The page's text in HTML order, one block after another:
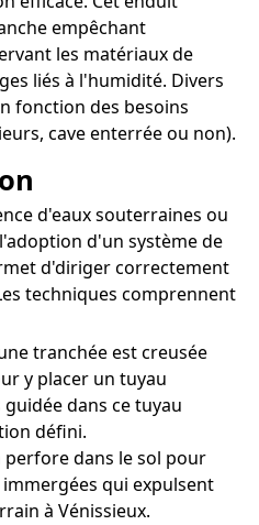
empêchant
les matériaux de
liés à l'humidité. Divers
fonction des besoins
cave enterrée ou non).
d'eaux souterraines ou
d'un système de
d'diriger correctement
techniques comprennent
tranchée est creusée
y placer un tuyau
dans ce tuyau
défini.
perfore dans le sol pour
qui expulsent
à Vénissieux.